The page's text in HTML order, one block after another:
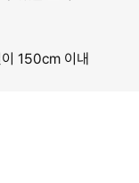
150cm 이내